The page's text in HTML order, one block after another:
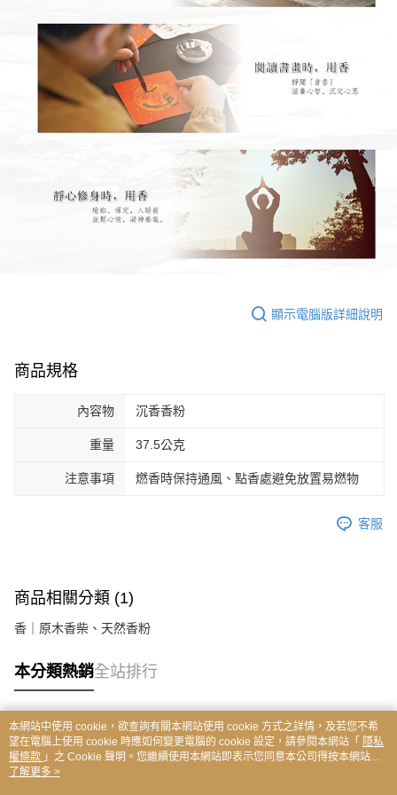
顯示電腦版詳細說明
商品規格
內容物 沉香香粉
重量 37.5公克
注意事項 燃香時保持通風、點香處避免放置易燃物
客服
商品相關分類 (1)
香｜原木香柴、天然香粉
本分類熱銷全站排行
熱門標籤
本網站中使用 cookie，欲查詢有關本網站使用 cookie 方式之詳情，及若您不希
望在電腦上使用 cookie 時應如何變更電腦的 cookie 設定，請參閱本網站「 隱私
權條款 」之 Cookie 聲明。您繼續使用本網站即表示您同意本公司得按本網站使
用條款之 Cookie 聲明使用 cookie。
了解更多 >